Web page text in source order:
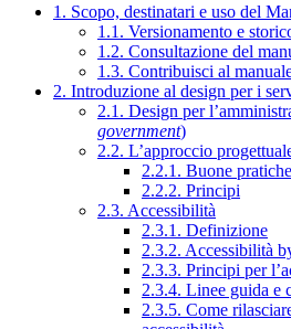
1. Scopo, destinatari e uso del
1.1. Versionamento e
1.2. Consultazione del
1.3. Contribuisci al
2. Introduzione al design per i
2.1. Design per
government)
2.2. L’approccio
2.2.1. Buone pratiche
2.2.2. Principi
2.3. Accessibilità
2.3.1. Definizione
2.3.2. Accessibilità
2.3.3. Principi per
2.3.4. Linee guida e
2.3.5. Come